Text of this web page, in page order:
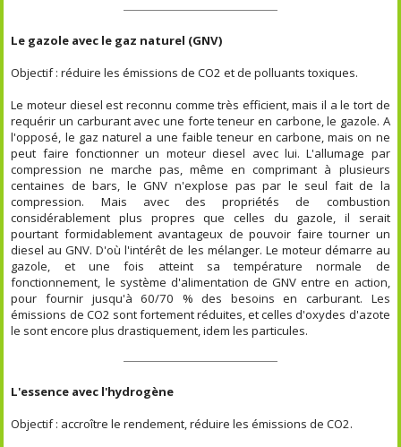
Le gazole avec le gaz naturel (GNV)
Objectif : réduire les émissions de CO2 et de polluants toxiques.
Le moteur diesel est reconnu comme très efficient, mais il a le tort de
requérir un carburant avec une forte teneur en carbone, le gazole. A
l'opposé, le gaz naturel a une faible teneur en carbone, mais on ne
peut faire fonctionner un moteur diesel avec lui. L'allumage par
compression ne marche pas, même en comprimant à plusieurs
centaines de bars, le GNV n'explose pas par le seul fait de la
compression. Mais avec des propriétés de combustion
considérablement plus propres que celles du gazole, il serait
pourtant formidablement avantageux de pouvoir faire tourner un
diesel au GNV. D'où l'intérêt de les mélanger. Le moteur démarre au
gazole, et une fois atteint sa température normale de
fonctionnement, le système d'alimentation de GNV entre en action,
pour fournir jusqu'à 60/70 % des besoins en carburant. Les
émissions de CO2 sont fortement réduites, et celles d'oxydes d'azote
le sont encore plus drastiquement, idem les particules.
L'essence avec l'hydrogène
Objectif : accroître le rendement, réduire les émissions de CO2.